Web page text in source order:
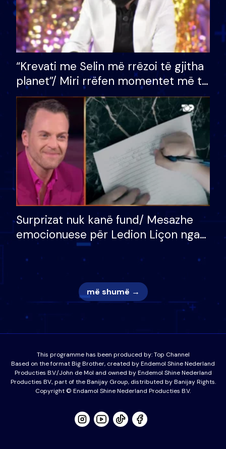
“Krevati me Selin më rrëzoi të gjitha
planet”/ Miri rrëfen momentet më të
bukura në shtëpinë e BB VIP: Do më
mungojë zilja e mëngjesit kur…
Surprizat nuk kanë fund/ Mesazhe
emocionuese për Ledion Liçon nga
nëna dhe fëmijët e tij, moderatori
nuk i mban dot lotët: Nuk meritoj…
më shumë →
This programme has been produced by:Top Channel
Based on the format Big Brother, created by Endemol Shine Nederland
Producties B.V./John de Mol and owned by Endemol Shine Nederland
Producties BV., part of the Banijay Group, distributed by Banijay Rights.
Copyright © Endamol Shine Nederland Producties B.V.